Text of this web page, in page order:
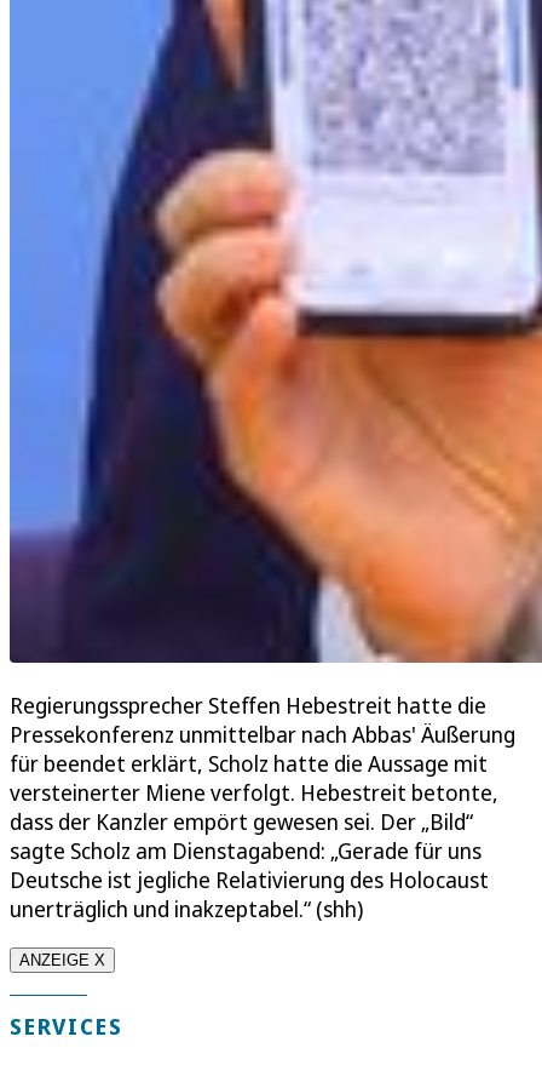
Regierungssprecher Steffen Hebestreit hatte die
Pressekonferenz unmittelbar nach Abbas' Äußerung
für beendet erklärt, Scholz hatte die Aussage mit
versteinerter Miene verfolgt. Hebestreit betonte,
dass der Kanzler empört gewesen sei. Der „Bild“
sagte Scholz am Dienstagabend: „Gerade für uns
Deutsche ist jegliche Relativierung des Holocaust
unerträglich und inakzeptabel.“ (shh)
ANZEIGE X
SERVICES